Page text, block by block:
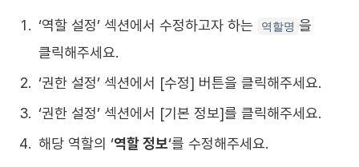
‘역할 설정’ 섹션에서 수정하고자 하는 역할명 을
클릭해주세요.
‘권한 설정’ 섹션에서 [수정] 버튼을 클릭해주세요.
‘권한 설정’ 섹션에서 [기본 정보]를 클릭해주세요.
해당 역할의 ‘역할 정보‘를 수정해주세요.